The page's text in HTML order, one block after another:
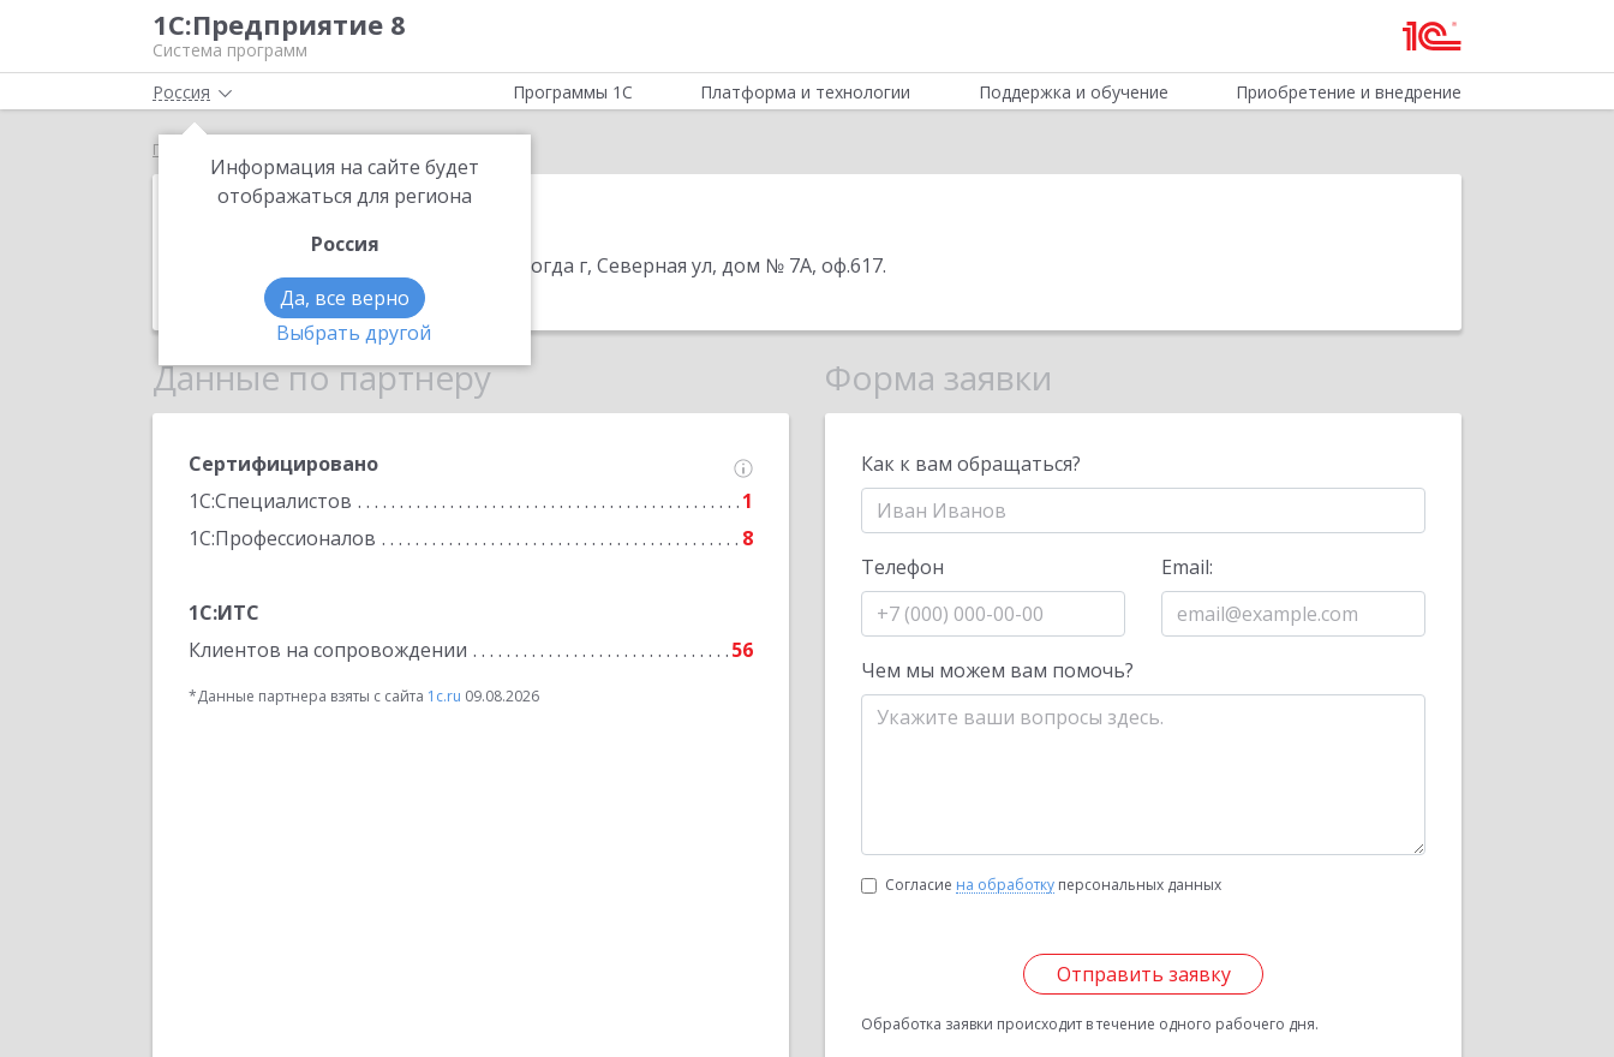
1С:Предприятие 8
Система программ
Россия
Информация на сайте будет
отображаться для региона
Россия
Да, все верно
Выбрать другой
Программы 1С Платформа и технологии Поддержка и обучение Приобретение и внедрение
Главная
АЛЬМИРА
160029, Вологодская обл, Вологда г, Северная ул, дом № 7А, оф.617.
Телефон: (8172) 706-088
Данные по партнеру
Сертифицировано
1С:Специалистов
1
1С:Профессионалов
8
1С:ИТС
Клиентов на сопровождении
56
*Данные партнера взяты с сайта 1c.ru 09.08.2026
Форма заявки
Как к вам обращаться?
Телефон Email:
Чем мы можем вам помочь?
Согласие на обработку персональных данных
Отправить заявку
Обработка заявки происходит в течение одного рабочего дня.